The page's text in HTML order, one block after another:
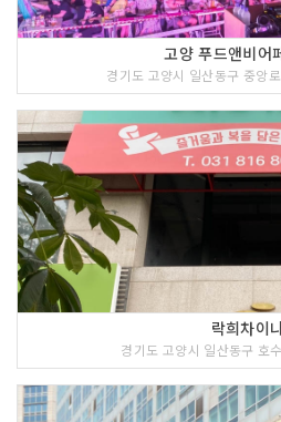
고양 푸드앤비어
경기도 고양시 일산동구 중앙
락희차이
경기도 고양시 일산동구 호